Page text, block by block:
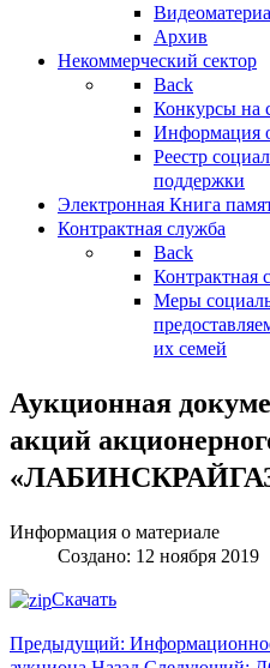
Архив
Некоммерческий сектор
Back
Конкурсы на
Информация
Реестр
поддержки
Электронная Книга
Контрактная служба
Back
Контрактная
Меры
их семей
Аукционная
акций
Информация о материале
Создано: 12 ноября 2019
Скачать
Предыдущий: